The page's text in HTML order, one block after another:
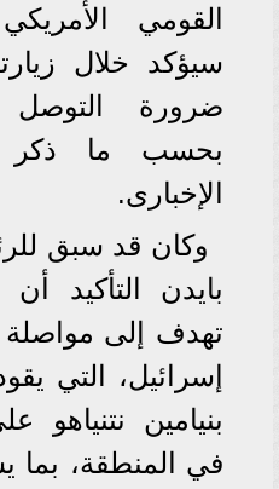
القومي
سيؤكد خلال
ضرورة التوصل
بحسب ما ذكر
الإخبارى.
وكان قد سبق
بايدن التأكيد أن
تهدف إلى
إسرائيل، التي
بنيامين نتنياهو
في المنطقة، بما